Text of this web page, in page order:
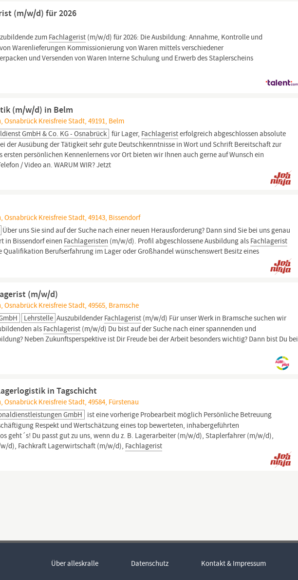
(m/w/d) für 2026
zum Fachlagerist (m/w/d) für 2026: Die Ausbildung: Annahme, Kontrolle und
Warenlieferungen Kommissionierung von Waren mittels verschiedener
und Versenden von Waren Interne Schulung und Erwerb des Staplerscheins
(m/w/d) in Belm
Osnabrück Kreisfreie Stadt, 49191, Belm
GmbH & Co. KG - Osnabrück für Lager, Fachlageristerfolgreich abgeschlossen absolute
der Ausübung der Tätigkeit sehr gute Deutschkenntnisse in Wort und Schrift Bereitschaft zur
ersten persönlichen Kennenlernens vor Ort bieten wir Ihnen auch gerne auf Wunsch ein
/ Video an. WARUM WIR? Jetzt
Osnabrück Kreisfreie Stadt, 49143, Bissendorf
Über uns Sie sind auf der Suche nach einer neuen Herausforderung? Dann sind Sie bei uns genau
in Bissendorf einen Fachlageristen (m/w/d). Profil abgeschlossene Ausbildung als Fachlagerist
Berufserfahrung im Lager oder Großhandel wünschenswert Besitz eines
(m/w/d)
Osnabrück Kreisfreie Stadt, 49565, Bramsche
Lehrstelle AuszubildenderFachlagerist (m/w/d) Für unser Werk in Bramsche suchen wir
als Fachlagerist (m/w/d) Du bist auf der Suche nach einer spannenden und
Neben Zukunftsperspektive ist Dir Freude bei der Arbeit besonders wichtig? Dann bist Du bei
in Tagschicht
Osnabrück Kreisfreie Stadt, 49584, Fürstenau
GmbH ist eine vorherige Probearbeit möglich Persönliche Betreuung
Respekt und Wertschätzung eines top bewerteten, inhabergeführten
geht´s! Du passt gut zu uns, wenn du z. B. Lagerarbeiter (m/w/d), Staplerfahrer (m/w/d),
d), Fachkraft Lagerwirtschaft (m/w/d), Fachlagerist
Über alleskralle Datenschutz Kontakt & Impressum